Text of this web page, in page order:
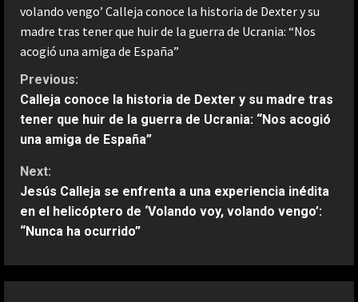
volando vengo’ Calleja conoce la historia de Dexter y su
madre tras tener que huir de la guerra de Ucrania: “Nos
acogió una amiga de España”
C
o
n
t
i
u
Previous:
Calleja conoce la historia de Dexter y su madre tras
tener que huir de la guerra de Ucrania: “Nos acogió
una amiga de España”
Next:
Jesús Calleja se enfrenta a una experiencia inédita
en el helicóptero de ‘Volando voy, volando vengo’:
“Nunca ha ocurrido”